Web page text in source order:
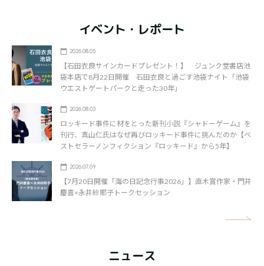
イベント・レポート
2026.08.05
【石田衣良サインカードプレゼント！】 ジュンク堂書店池
袋本店で8月22日開催 石田衣良と過ごす池袋ナイト「池袋
ウエストゲートパークと走った30年」
2026.08.03
ロッキード事件に材をとった新刊小説『シャドーゲーム』を
刊行、真山仁氏はなぜ再びロッキード事件に挑んだのか【ベ
ストセラーノンフィクション『ロッキード』から5年】
2026.07.09
【7月20日開催「海の日記念行事2026」】直木賞作家・門井
慶喜×永井紗耶子トークセッション
ニュース